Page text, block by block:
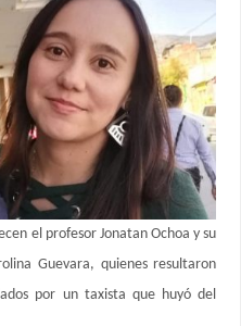
el profesor Jonatan Ochoa y su
Guevara, quienes resultaron
por un taxista que huyó del